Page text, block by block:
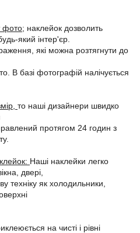
фото; наклейок дозволить
який інтер'єр.
які можна розтягнути до
В базі фотографій налічується
то наші дизайнери швидко
протягом 24 годин з
Наші наклейки легко
двері,
техніку як холодильники,
на чисті і рівні